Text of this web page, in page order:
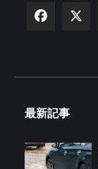
最新記事